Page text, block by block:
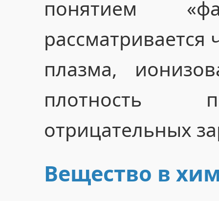
понятием
рассматривается
плазма,
плотность
отрицательных
Вещество в